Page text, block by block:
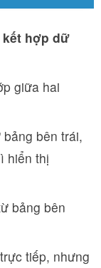
kết hợp dữ
giữa hai
bên trái,
hiển thị
bảng bên
tiếp, nhưng